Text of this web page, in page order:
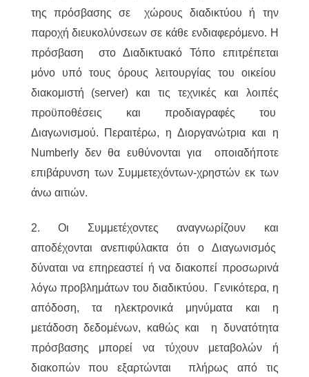
της πρόσβασης σε χώρους διαδικτύου ή την
παροχή διευκολύνσεων σε κάθε ενδιαφερόμενο. Η
πρόσβαση στο Διαδικτυακό Τόπο επιτρέπεται
μόνο υπό τους όρους λειτουργίας του οικείου
διακομιστή (server) και τις τεχνικές και λοιπές
προϋποθέσεις και προδιαγραφές του
Διαγωνισμού. Περαιτέρω, η Διοργανώτρια και η
Numberly δεν θα ευθύνονται για οποιαδήποτε
επιβάρυνση των Συμμετεχόντων-χρηστών εκ των
άνω αιτιών.
2. Οι Συμμετέχοντες αναγνωρίζουν και
αποδέχονται ανεπιφύλακτα ότι ο Διαγωνισμός
δύναται να επηρεαστεί ή να διακοπεί προσωρινά
λόγω προβλημάτων του διαδικτύου. Γενικότερα, η
απόδοση, τα ηλεκτρονικά μηνύματα και η
μετάδοση δεδομένων, καθώς και η δυνατότητα
πρόσβασης μπορεί να τύχουν μεταβολών ή
διακοπών που εξαρτώνται πλήρως από τις